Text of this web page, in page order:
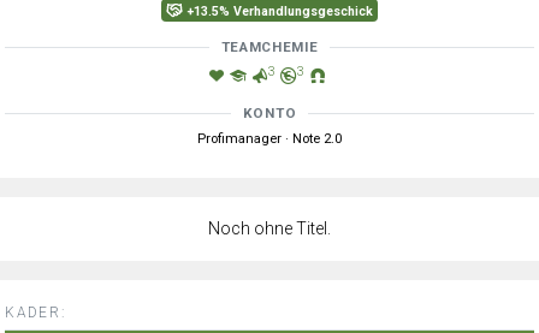
+13.5% Verhandlungsgeschick
TEAMCHEMIE
3 3
KONTO
Profimanager · Note 2.0
Noch ohne Titel.
KADER: